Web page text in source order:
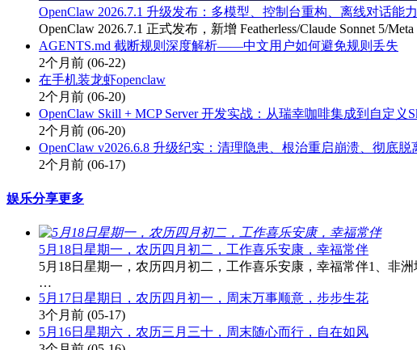
OpenClaw 2026.7.1 升级发布：多模型、控制台重构、离线对话能
OpenClaw 2026.7.1 正式发布，新增 Featherless/Claude Sonnet 5/
AGENTS.md 截断规则深度解析——中文用户如何避免规则丢失
2个月前 (06-22)
在手机装龙虾openclaw
2个月前 (06-20)
OpenClaw Skill + MCP Server 开发实战：从瑞幸咖啡集成到自定义
2个月前 (06-20)
OpenClaw v2026.6.8 升级纪实：清理隐患、根治重启崩溃、彻底
2个月前 (06-17)
娱乐分享更多
5月18日星期一，农历四月初二，工作喜乐安康，幸福常伴
5月18日星期一，农历四月初二，工作喜乐安康，幸福常伴1、非
…
5月17日星期日，农历四月初一，周末万事顺意，步步生花
3个月前 (05-17)
5月16日星期六，农历三月三十，周末随心而行，自在如风